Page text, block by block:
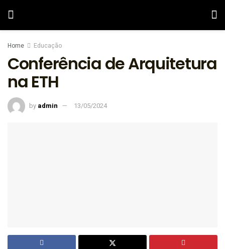
Home Educação
Conferência de Arquitetura
na ETH
by admin 13/05/2024